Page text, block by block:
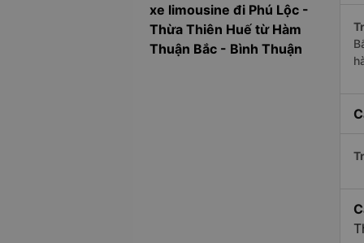
xe limousine đi Phú Lộc -
Thừa Thiên Huế từ Hàm
Thuận Bắc - Bình Thuận